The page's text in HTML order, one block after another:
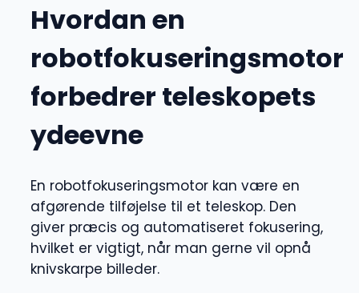
Hvordan en
robotfokuseringsmotor
forbedrer teleskopets
ydeevne
En robotfokuseringsmotor kan være en
afgørende tilføjelse til et teleskop. Den
giver præcis og automatiseret fokusering,
hvilket er vigtigt, når man gerne vil opnå
knivskarpe billeder.